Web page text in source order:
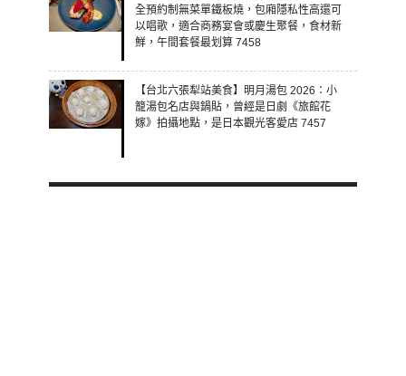
全預約制無菜單鐵板燒，包廂隱私性高還可
以唱歌，適合商務宴會或慶生聚餐，食材新
鮮，午間套餐最划算 7458
【台北六張犁站美食】明月湯包 2026：小
籠湯包名店與鍋貼，曾經是日劇《旅館花
嫁》拍攝地點，是日本觀光客愛店 7457